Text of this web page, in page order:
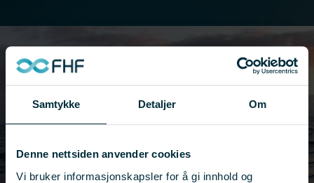
Samtykke Detaljer Om
Denne nettsiden anvender cookies
Vi bruker informasjonskapsler for å gi innhold og